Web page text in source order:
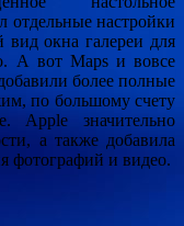
отдельные настройки
окна галереи для
А вот Maps и вовсе
более полные
по большому счету
Apple значительно
а также добавила
фотографий и видео.